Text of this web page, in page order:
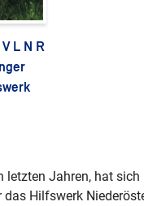
L N R
Jahren, hat
Hilfswerk